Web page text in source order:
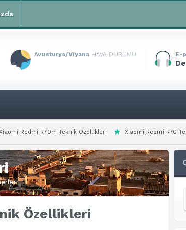
Avusturya/Viyana HAVA DURUMU E-
Özellikleri Xiaomi Redmi R70 Teknik Özellikleri
Özellikleri